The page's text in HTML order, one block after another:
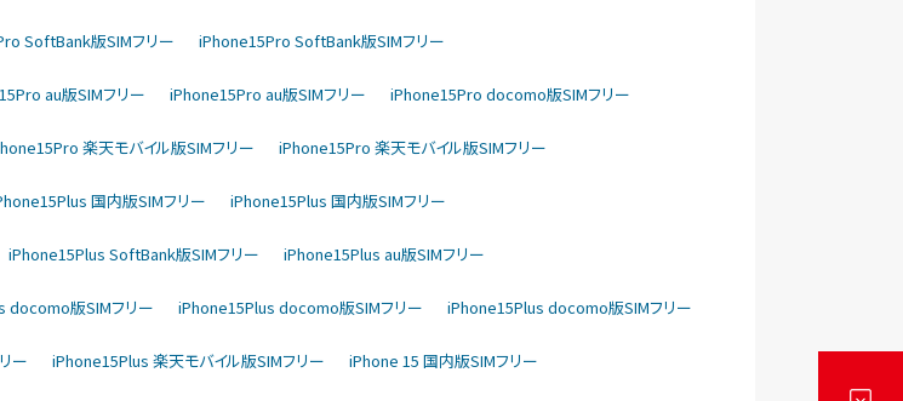
SoftBank版SIMフリー iPhone15Pro SoftBank版SIMフリー
au版SIMフリー iPhone15Pro au版SIMフリー iPhone15Pro docomo版SIMフリー
楽天モバイル版SIMフリー iPhone15Pro 楽天モバイル版SIMフリー
国内版SIMフリー iPhone15Plus 国内版SIMフリー
iPhone15Plus SoftBank版SIMフリー iPhone15Plus au版SIMフリー
docomo版SIMフリー iPhone15Plus docomo版SIMフリー iPhone15Plus docomo版SIMフリー
ー iPhone15Plus 楽天モバイル版SIMフリー iPhone 15 国内版SIMフリー